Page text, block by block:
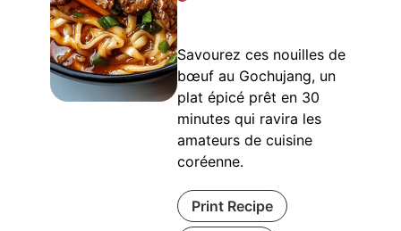
Savourez ces nouilles de
bœuf au Gochujang, un
plat épicé prêt en 30
minutes qui ravira les
amateurs de cuisine
coréenne.
Print Recipe